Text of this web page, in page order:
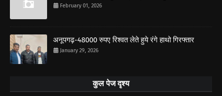
February 01, 2026
अनूपगढ़-48000 रुपए रिश्वत लेते हुये रंगे हाथो गिरफ्तार
January 29, 2026
कुल पेज दृश्य